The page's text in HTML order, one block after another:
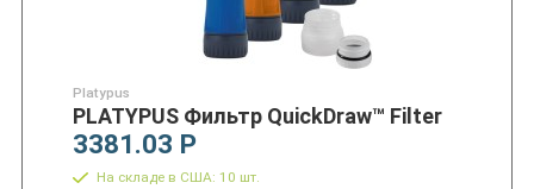
Platypus
PLATYPUS Фильтр QuickDraw™ Filter
3381.03 Р
На складе в США: 10 шт.